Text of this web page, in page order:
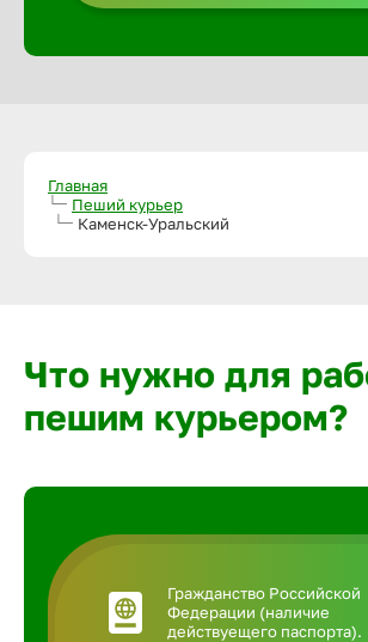
Главная
Пеший курьер
Каменск-Уральский
Что нужно для
пешим курьером?
Гражданство Российской
Федерации (наличие
действуещего паспорта).